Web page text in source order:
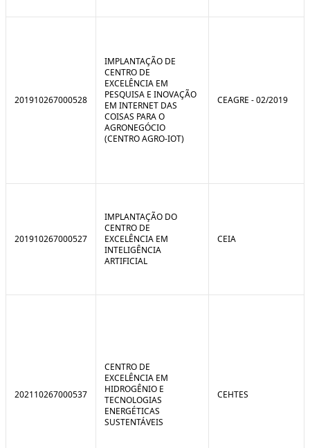
201910267000528
IMPLANTAÇÃO DE
CENTRO DE
EXCELÊNCIA EM
PESQUISA E INOVAÇÃO
EM INTERNET DAS
COISAS PARA O
AGRONEGÓCIO
(CENTRO AGRO-IOT)
CEAGRE - 02/2019
201910267000527
IMPLANTAÇÃO DO
CENTRO DE
EXCELÊNCIA EM
INTELIGÊNCIA
ARTIFICIAL
CEIA
202110267000537
CENTRO DE
EXCELÊNCIA EM
HIDROGÊNIO E
TECNOLOGIAS
ENERGÉTICAS
SUSTENTÁVEIS
CEHTES